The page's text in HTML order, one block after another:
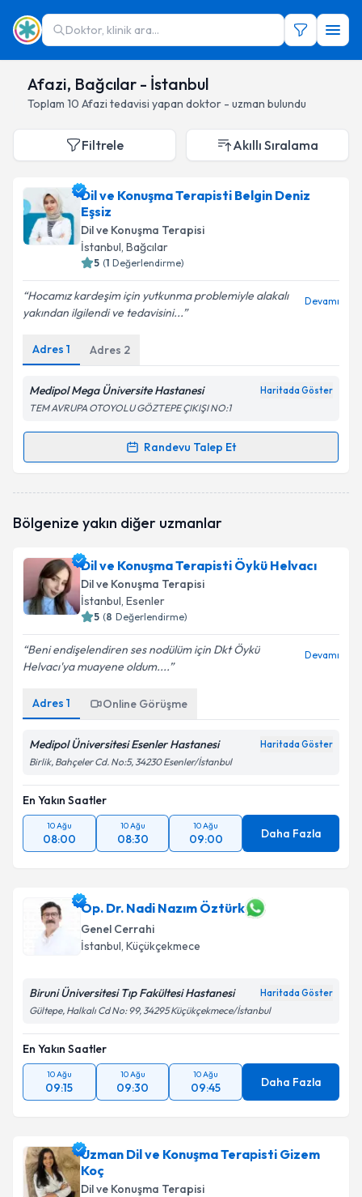
Doktor, klinik ara...
Afazi, Bağcılar - İstanbul
Toplam 10 Afazi tedavisi yapan doktor - uzman bulundu
Filtrele Akıllı Sıralama
Dil ve Konuşma Terapisti Belgin Deniz
Eşsiz
Dil ve Konuşma Terapisi
İstanbul, Bağcılar
5 (1 Değerlendirme)
Hocamız kardeşim için yutkunma problemiyle alakalı
yakından ilgilendi ve tedavisini...
Devamı
Adres 1 Adres 2
Medipol Mega Üniversite Hastanesi Haritada Göster
TEM AVRUPA OTOYOLU GÖZTEPE ÇIKIŞI NO:1
Randevu Talep Et
Randevu Takvimi Talebi
randevu takvimi talebi oluşturun. Size bu uzmandan
posta ile bilgilendireceğiz.
E-posta Adresiniz
Kişisel verilerimin işlenmesine ilişkin
kapsamda işlenmesini kabul ediyorum.
Takvim Talebini Gönder
Bölgenize yakın diğer uzmanlar
Dil ve Konuşma Terapisti Öykü Helvacı
Dil ve Konuşma Terapisi
İstanbul, Esenler
5 (8 Değerlendirme)
Beni endişelendiren ses nodülüm için Dkt Öykü
Helvacı'ya muayene oldum....
Devamı
Adres 1 Online Görüşme
Medipol Üniversitesi Esenler Hastanesi Haritada Göster
Birlik, Bahçeler Cd. No:5, 34230 Esenler/İstanbul
En Yakın Saatler
10 Ağu
08:00
10 Ağu
08:30
10 Ağu
09:00 Daha Fazla
Op. Dr. Nadi Nazım Öztürk
Genel Cerrahi
İstanbul, Küçükçekmece
Biruni Üniversitesi Tıp Fakültesi Hastanesi Haritada Göster
Gültepe, Halkalı Cd No: 99, 34295 Küçükçekmece/İstanbul
En Yakın Saatler
10 Ağu
09:15
10 Ağu
09:30
10 Ağu
09:45 Daha Fazla
Uzman Dil ve Konuşma Terapisti Gizem
Koç
Dil ve Konuşma Terapisi